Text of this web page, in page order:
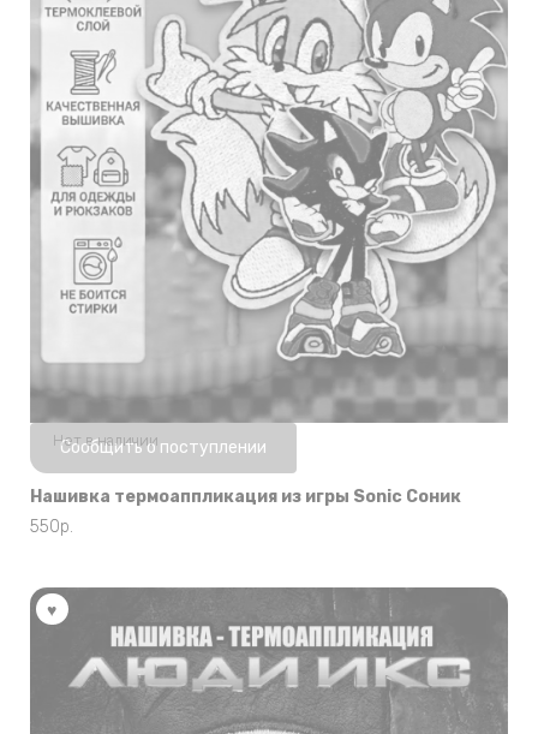
Нет в наличии
Сообщить о поступлении
Нашивка термоаппликация из игры Sonic Соник
550р.